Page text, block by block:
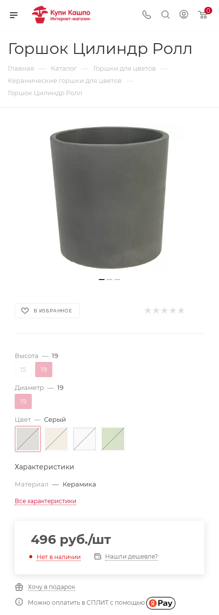
0
Горшок Цилиндр Ролл
Главная — Каталог — Горшки для цветов —
Керамические горшки для цветов —
Горшок Цилиндр Ролл
В ИЗБРАННОЕ
Высота — 19
15
19
Диаметр — 19
19
Цвет — Серый
Характеристики
Материал — Керамика
Все характеристики
496 руб./шт
Нет в наличии Нашли дешевле?
Хочу в подарок
Можно оплатить в СПЛИТ с помощью